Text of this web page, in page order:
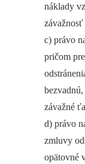
náklady
c) právo
pričom
závažné
d) právo
zmluvy
opätovné